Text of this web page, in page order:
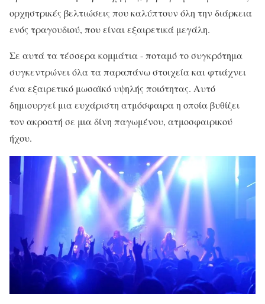
ορχηστρικές βελτιώσεις που καλύπτουν όλη την διάρκεια
ενός τραγουδιού, που είναι εξαιρετικά μεγάλη.
Σε αυτά τα τέσσερα κομμάτια - ποταμό το συγκρότημα
συγκεντρώνει όλα τα παραπάνω στοιχεία και φτιάχνει
ένα εξαιρετικό μωσαϊκό υψηλής ποιότητας. Αυτό
δημιουργεί μια ευχάριστη ατμόσφαιρα η οποία βυθίζει
τον ακροατή σε μια δίνη παγωμένου, ατμοσφαιρικού
ήχου.